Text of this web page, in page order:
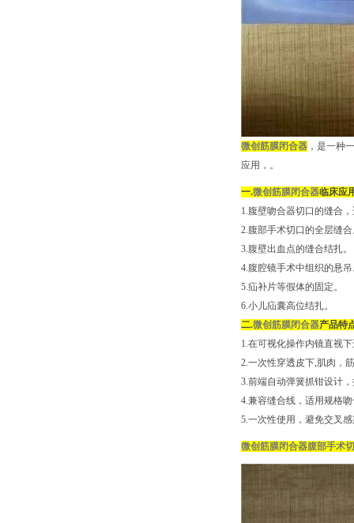
微创筋膜闭合器 ，是一种
应用，。
一.微创筋膜闭合器临床应
1.腹壁吻合器切口的缝合
2.腹部手术切口的全层缝
3.腹壁出血点的缝合结扎。
4.腹腔镜手术中组织的悬
5.疝补片等假体的固定。
6.小儿疝囊高位结扎。
二.微创筋膜闭合器产品特
1.在可视化操作内镜直视
2.一次性穿透皮下,肌肉，
3.前端自动弹簧抓钳设计
4.兼容缝合线，适用规格
5.一次性使用，避免交叉
微创筋膜闭合器腹部手术